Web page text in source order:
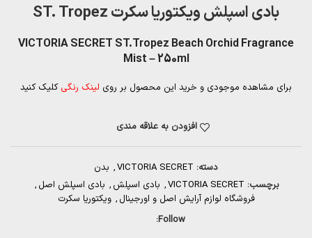
بادی اسپلش ویکتوریا سکرت ST. Tropez
VICTORIA SECRET ST.Tropez Beach Orchid Fragrance
Mist – 250ml
برای مشاهده موجودی و خرید این محصول بر روی لینک رنگی کلیک کنید
افزودن به علاقه مندی
دسته: VICTORIA SECRET
, بدن
برچسب: VICTORIA SECRET
, بادی اسپلش , بادی اسپلش اصل ,
فروشگاه لوازم آرایش اصل و اورجینال , ویکتوریا سکرت
Follow: